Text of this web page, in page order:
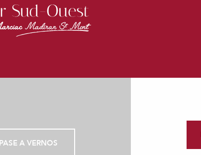
PASE A VERNOS